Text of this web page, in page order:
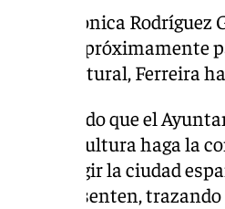
de Vox Mónica Rodríguez
políticos próximamente
Cultural, Ferreira
ha agregado que el
de Cultura haga la
para elegir la ciudad
se presenten,